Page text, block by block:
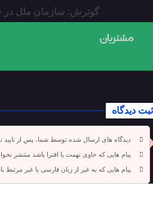
گوترش: سازمان ملل در
ثبت دیدگاه
دیدگاه های ارسال شده توسط شما، پس از
پیام هایی که حاوی تهمت یا افترا باشد منتشر
پیام هایی که به غیر از زبان فارسی یا غیر مرتبط